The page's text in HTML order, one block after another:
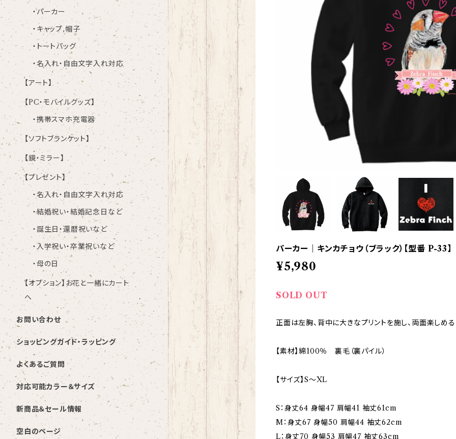
パーカー｜キンカチョウ（ブラック）【型番 P-33】
¥5,980
SOLD OUT
正面は左胸、背中に大きなプリントを施し、両面楽しめ
【素材】綿100％ 裏毛（裏パイル）
【サイズ】S～XL
S：身丈64 身幅47 肩幅41 袖丈61cm
M：身丈67 身幅50 肩幅44 袖丈62cm
L：身丈70 身幅53 肩幅47 袖丈63cm
・パーカー
・キャップ,帽子
・トートバッグ
・名入れ・自由文字入れ対応
【アート】
【PC・モバイルグッズ】
・携帯スマホ充電器
【ソフトブランケット】
【鏡・ミラー】
【プレゼント】
・名入れ・自由文字入れ対応
・結婚祝い・結婚記念日など
・誕生日・還暦祝いなど
・入学祝い・卒業祝いなど
・母の日
【オプション】お花と一緒にカート
へ
お問い合わせ
ショッピングガイド・ラッピング
よくあるご質問
対応可能カラー＆サイズ
新商品＆セール情報
空白のページ